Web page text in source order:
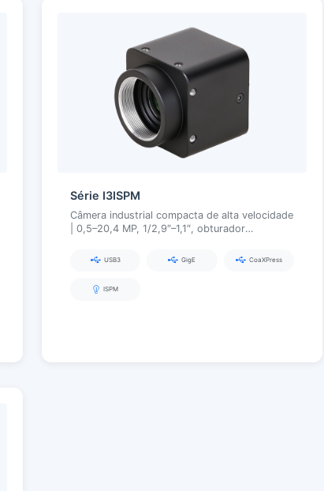
Série I3ISPM
Câmera industrial compacta de alta velocidade
| 0,5–20,4 MP, 1/2,9″–1,1″, obturador
CoaXPress
USB3 GigE CoaXPress
ISPM